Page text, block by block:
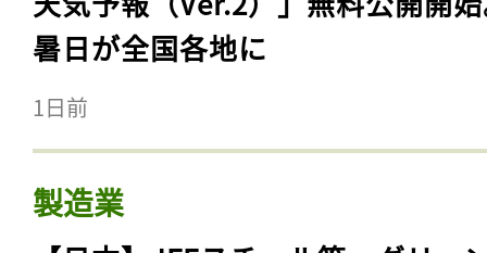
暑日が全国各地に
1日前
製造業